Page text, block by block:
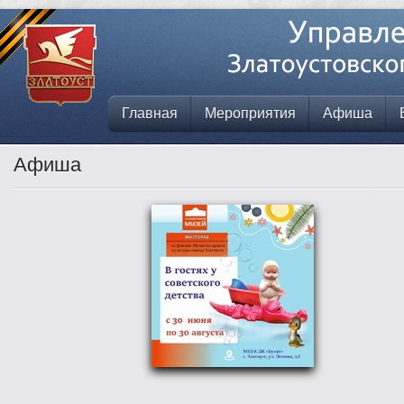
Главная Мероприятия Афиша
Афиша